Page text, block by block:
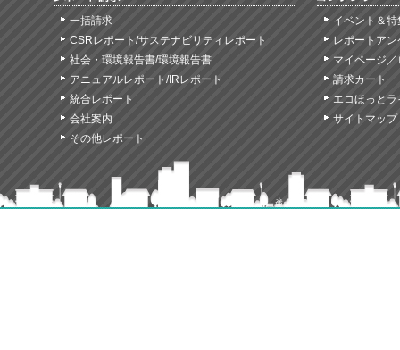
一括請求
CSRレポート/サステナビリティレポート
社会・環境報告書/環境報告書
アニュアルレポート/IRレポート
統合レポート
会社案内
その他レポート
イベント＆特
レポートア
マイページ
請求カート
エコほっと
サイトマップ